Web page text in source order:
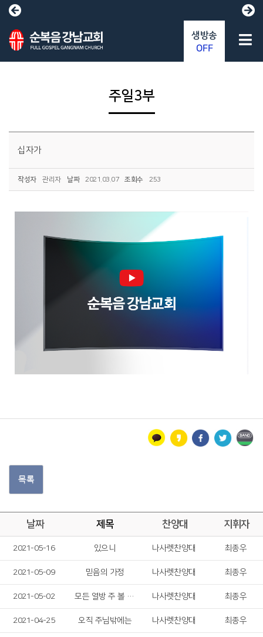
주일3부
십자가
작성자 관리자 날짜 2021.03.07 조회수 253
목록
날짜 제목 찬양대 지휘자
2021-05-16 있으니 나사렛찬양대 최종우
2021-05-09 믿음의 가정 나사렛찬양대 최종우
2021-05-02 모든 열방 주 볼 때까지 나사렛찬양대 최종우
2021-04-25 오직 주님밖에는 나사렛찬양대 최종우
생방송
OFF